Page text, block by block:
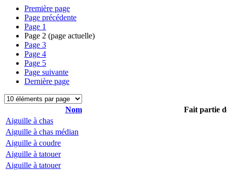
Première page
Page précédente
Page 1
Page 2 (page actuelle)
Page 3
Page 4
Page 5
Page suivante
Dernière page
Nom
Fait partie
Aiguille à chas
Aiguille à chas médian
Aiguille à coudre
Aiguille à tatouer
Aiguille à tatouer